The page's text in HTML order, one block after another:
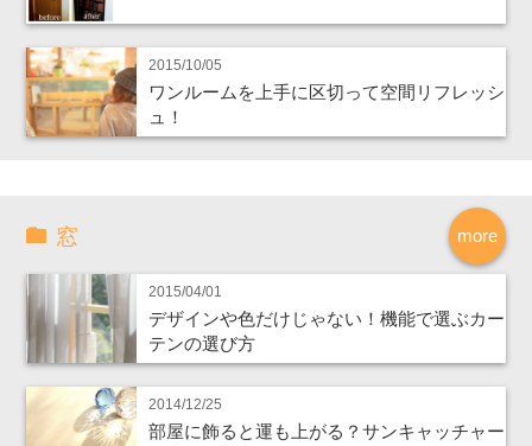
2015/10/05
ワンルームを上手に区切って空間リフレッシ
ュ！
more
窓
2015/04/01
デザインや色だけじゃない！機能で選ぶカー
テンの選び方
2014/12/25
部屋に飾ると運も上がる？サンキャッチャー